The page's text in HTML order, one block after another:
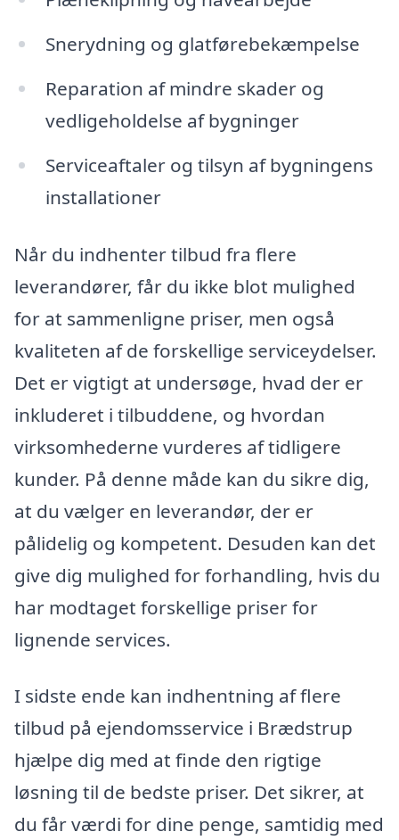
Snerydning og glatførebekæmpelse
Reparation af mindre skader og
vedligeholdelse af bygninger
Serviceaftaler og tilsyn af bygningens
installationer
Når du indhenter tilbud fra flere
leverandører, får du ikke blot mulighed
for at sammenligne priser, men også
kvaliteten af de forskellige serviceydelser.
Det er vigtigt at undersøge, hvad der er
inkluderet i tilbuddene, og hvordan
virksomhederne vurderes af tidligere
kunder. På denne måde kan du sikre dig,
at du vælger en leverandør, der er
pålidelig og kompetent. Desuden kan det
give dig mulighed for forhandling, hvis du
har modtaget forskellige priser for
lignende services.
I sidste ende kan indhentning af flere
tilbud på ejendomsservice i Brædstrup
hjælpe dig med at finde den rigtige
løsning til de bedste priser. Det sikrer, at
du får værdi for dine penge, samtidig med